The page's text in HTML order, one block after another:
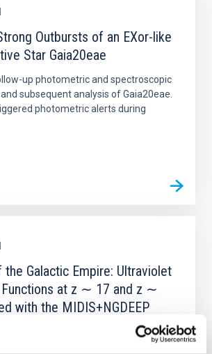
Outbursts of an EXor-like
Star Gaia20eae
up photometric and spectroscopic
subsequent analysis of Gaia20eae.
photometric alerts during
the Galactic Empire: Ultraviolet
Functions at z ∼ 17 and z ∼
with the MIDIS+NGDEEP